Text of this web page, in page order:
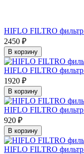
HIFLO FILTRO
2450 ₽
В корзину
HIFLO FILTRO
1920 ₽
В корзину
HIFLO FILTRO
920 ₽
В корзину
HIFLO FILTRO